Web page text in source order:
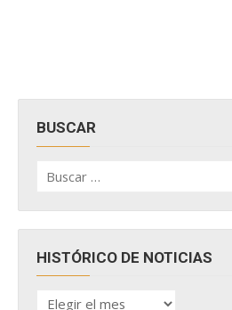
BUSCAR
por:
HISTÓRICO DE NOTICIAS
HISTÓRICO